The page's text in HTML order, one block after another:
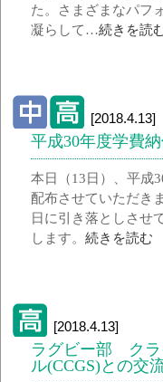
た。さまざまなパフ
凝らして…続きを読
[2018.4.13]
平成30年度学費
本日（13日）、平成
配布させていただき
日に引き落としさせ
します。続きを読む
[2018.4.13]
ラグビー部 クラ
ル(CCGS)との交